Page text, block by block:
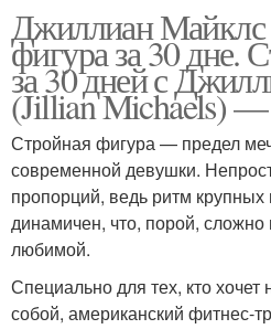
Джиллиан Майклс
фигура за 30 дне.
за 30 дней с
(Jillian Michaels) —
Стройная фигура — предел
современной девушки.
пропорций, ведь ритм крупных
динамичен, что, порой,
любимой.
Специально для тех, кто хочет
собой, американский фитнес-